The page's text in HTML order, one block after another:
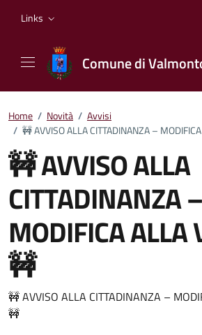
Links
Comune di
Home / Novità / Avvisi
/ 🚧 AVVISO ALLA CITTADINANZA –
🚧 AVVISO ALLA
CITTADINANZA –
MODIFICA ALLA
🚧
Dettagli della
🚧 AVVISO ALLA CITTADINANZA –
🚧